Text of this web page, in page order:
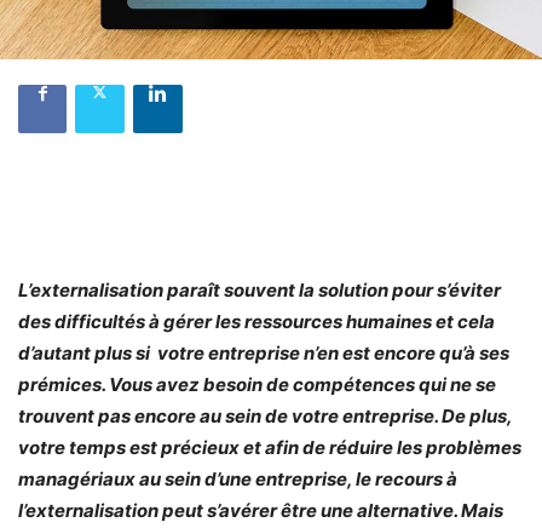
L’externalisation paraît souvent la solution pour s’éviter
des difficultés à gérer les ressources humaines et cela
d’autant plus si votre entreprise n’en est encore qu’à ses
prémices. Vous avez besoin de compétences qui ne se
trouvent pas encore au sein de votre entreprise. De plus,
votre temps est précieux et afin de réduire les problèmes
managériaux au sein d’une entreprise, le recours à
l’externalisation peut s’avérer être une alternative. Mais